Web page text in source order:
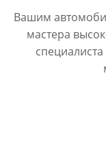
Вашим
мастера